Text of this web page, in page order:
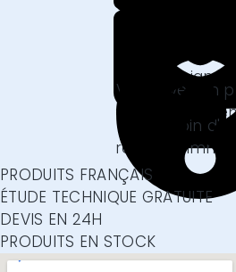
Besoin d'un
ou
Nous
Vous avez un
Faites-nous
VOTRE DEVIS
Obtenir un
Besoin
réponse
FOIRE AUX
En savoir
PRODUITS FRANÇAIS
ÉTUDE TECHNIQUE GRATUITE
DEVIS EN 24H
PRODUITS EN STOCK